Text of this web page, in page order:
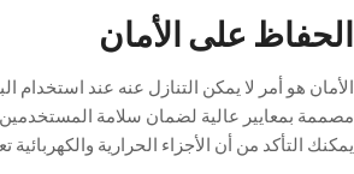
الحفاظ على الأمان
الأمان هو أمر لا يمكن التنازل عنه عند استخدام
مصممة بمعايير عالية لضمان سلامة
يمكنك التأكد من أن الأجزاء الحرارية والكهربائية